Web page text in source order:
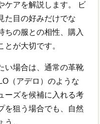
ケアを解説します。 ビ
た目の好みだけでな
ちの服との相性、購入
が大切です。
い場合は、通常の革靴
（アデロ）のような
ーズを候補に入れる考
を狙う場合でも、自然
。